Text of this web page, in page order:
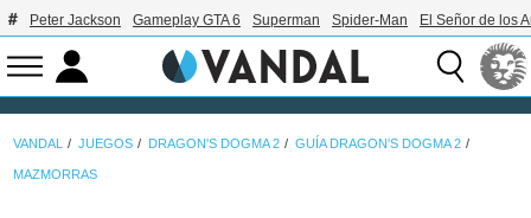
Peter Jackson Gameplay GTA 6 Superman Spider-Man El Señor de los
VANDAL JUEGOS DRAGON'S DOGMA 2 GUÍA DRAGON'S DOGMA 2
MAZMORRAS